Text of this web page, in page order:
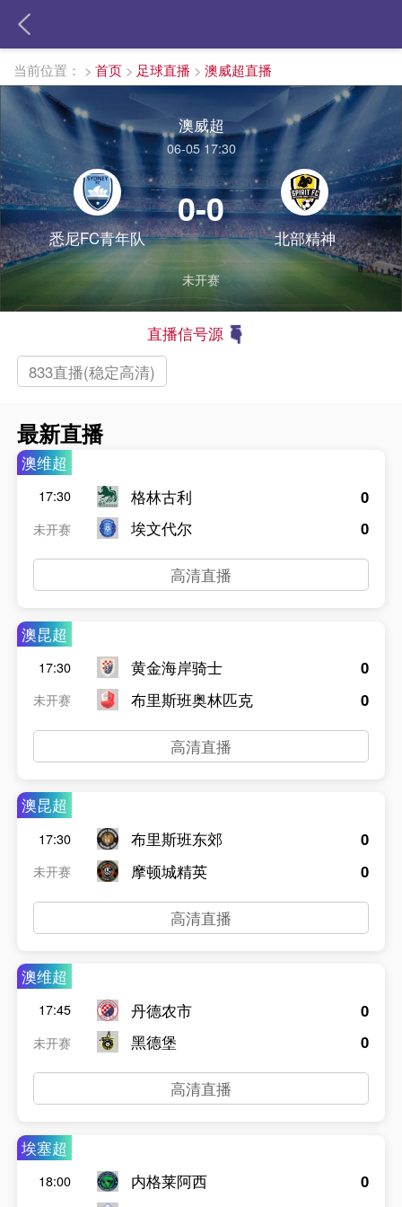
当前位置： > 首页 > 足球直播 > 澳威超直播
澳威超
06-05 17:30
悉尼FC青年队
0-0
北部精神
未开赛
直播信号源
833直播(稳定高清)
最新直播
澳维超
17:30
未开赛
格林古利
埃文代尔
0
0
高清直播
澳昆超
17:30
未开赛
黄金海岸骑士
布里斯班奥林匹克
0
0
高清直播
澳昆超
17:30
未开赛
布里斯班东郊
摩顿城精英
0
0
高清直播
澳维超
17:45
未开赛
丹德农市
黑德堡
0
0
高清直播
埃塞超
18:00
内格莱阿西
0